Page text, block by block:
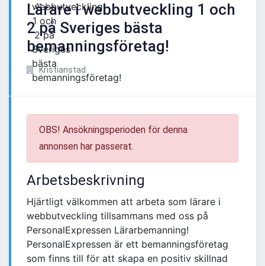
Lärare i webbutveckling 1 och
2 på Sveriges bästa
bemanningsföretag!
Kristianstad
OBS! Ansökningsperioden för denna
annonsen har passerat.
Arbetsbeskrivning
Hjärtligt välkommen att arbeta som lärare i
webbutveckling tillsammans med oss på
PersonalExpressen Lärarbemanning!
PersonalExpressen är ett bemanningsföretag
som finns till för att skapa en positiv skillnad